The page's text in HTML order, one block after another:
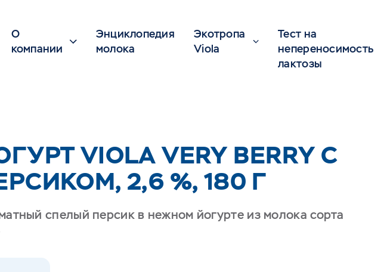
О
компании
Энциклопедия
молока
Экотропа
Viola
Тест на
непереносимость
лактозы
VIOLA VERY BERRY С
2,6 %, 180 Г
спелый персик в нежном йогурте из молока сорта